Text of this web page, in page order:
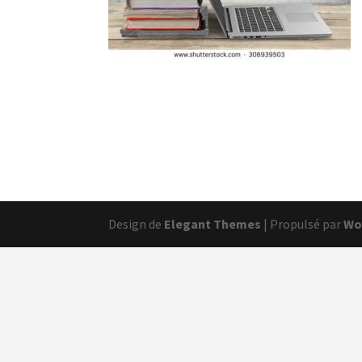
Design de Elegant Themes | Propulsé par